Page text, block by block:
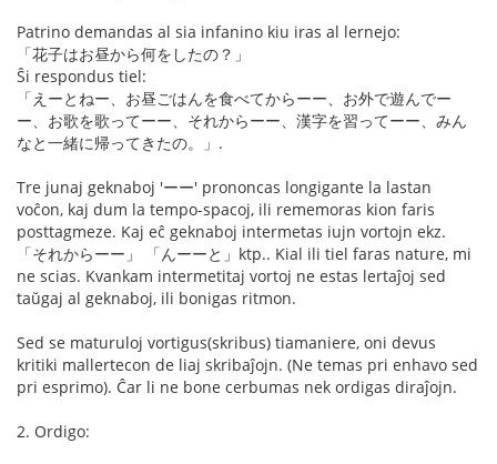
Patrino demandas al sia infanino kiu iras al lernejo:
「花子はお昼から何をしたの？」
Ŝi respondus tiel:
「えーとねー、お昼ごはんを食べてからーー、お外で遊んでー
ー、お歌を歌ってーー、それからーー、漢字を習ってーー、みん
なと一緒に帰ってきたの。」.
Tre junaj geknaboj 'ーー' prononcas longigante la lastan
voĉon, kaj dum la tempo-spacoj, ili rememoras kion faris
posttagmeze. Kaj eĉ geknaboj intermetas iujn vortojn ekz.
「それからーー」 「んーーと」ktp.. Kial ili tiel faras nature, mi
ne scias. Kvankam intermetitaj vortoj ne estas lertaĵoj sed
taŭgaj al geknaboj, ili bonigas ritmon.
Sed se maturuloj vortigus(skribus) tiamaniere, oni devus
kritiki mallertecon de liaj skribaĵojn. (Ne temas pri enhavo sed
pri esprimo). Ĉar li ne bone cerbumas nek ordigas diraĵojn.
2. Ordigo: